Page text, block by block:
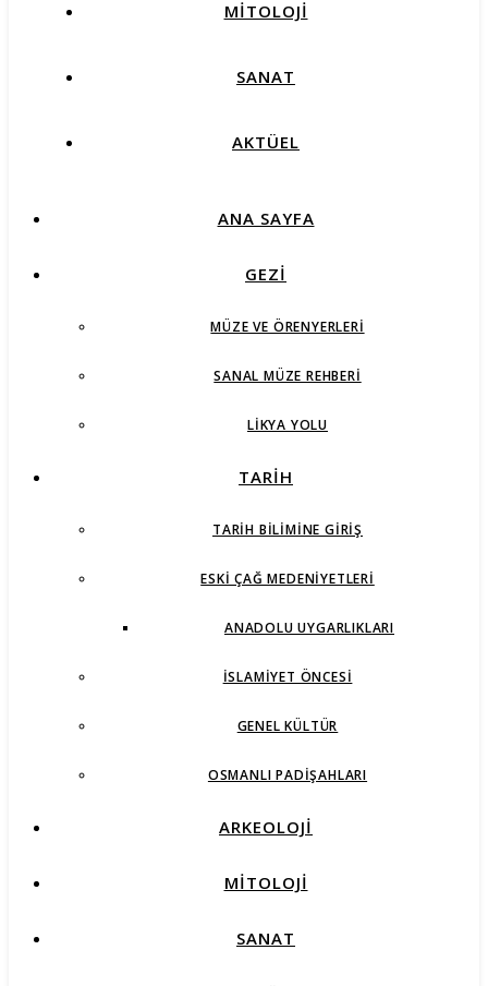
MİTOLOJİ
SANAT
AKTÜEL
ANA SAYFA
GEZİ
MÜZE VE ÖRENYERLERI
SANAL MÜZE REHBERI
LIKYA YOLU
TARİH
TARIH BILIMINE GIRIŞ
ESKI ÇAĞ MEDENIYETLERI
ANADOLU UYGARLIKLARI
İSLAMIYET ÖNCESI
GENEL KÜLTÜR
OSMANLI PADIŞAHLARI
ARKEOLOJİ
MİTOLOJİ
SANAT